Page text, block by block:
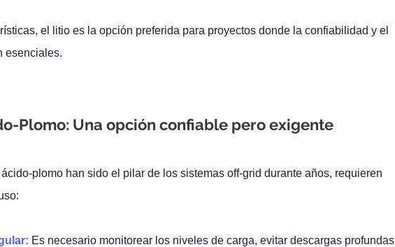
el litio es la opción preferida para proyectos donde la confiabilidad y el
esenciales.
Plomo: Una opción confiable pero exigente
plomo han sido el pilar de los sistemas off-grid durante años, requieren
Es necesario monitorear los niveles de carga, evitar descargas profundas